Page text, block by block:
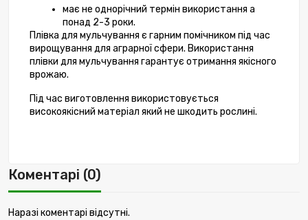
має не однорічний термін використання а
понад 2-3 роки.
Плівка для мульчування є гарним помічником під час
вирощування для аграрної сфери. Використання
плівки для мульчування гарантує отримання якісного
врожаю.
Під час виготовлення використовується
високоякісний матеріал який не шкодить рослині.
Коментарі (0)
Наразі коментарі відсутні.